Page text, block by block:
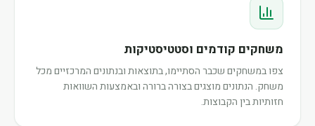
משחקים קודמים וסטטיסטיקות
צפו במשחקים שכבר הסתיימו, בתוצאות ובנתונים המרכזיים מכל
משחק. הנתונים מוצגים בצורה ברורה ובאמצעות השוואות
חזותיות בין הקבוצות.